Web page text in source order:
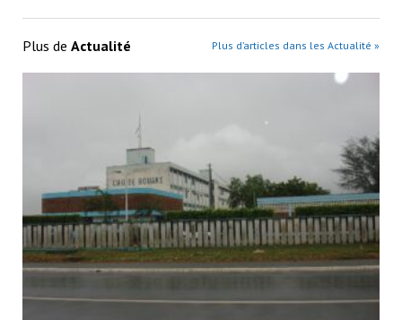
Plus de Actualité Plus d’articles dans les Actualité »